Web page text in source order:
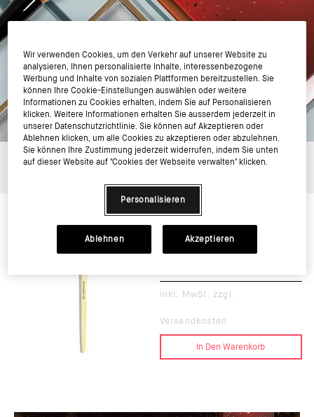
ACCESSORIES
ULTRA FINE EYE LINER BRUSH
inkl. MwSt, zzgl.
Versandkosten
In Den Warenkorb
Wir verwenden Cookies, um den Verkehr auf unserer Website zu
analysieren, Ihnen personalisierte Inhalte, interessenbezogene
Werbung und Inhalte von sozialen Plattformen bereitzustellen. Sie
können Ihre Cookie-Einstellungen auswählen oder weitere
Informationen zu Cookies erhalten, indem Sie auf Personalisieren
klicken. Weitere Informationen erhalten Sie ausserdem jederzeit in
unserer Datenschutzrichtlinie. Sie können auf Akzeptieren oder
Ablehnen klicken, um alle Cookies zu akzeptieren oder abzulehnen.
Sie können Ihre Zustimmung jederzeit widerrufen, indem Sie unten
auf dieser Website auf "Cookies der Webseite verwalten" klicken.
Personalisieren
Ablehnen Akzeptieren